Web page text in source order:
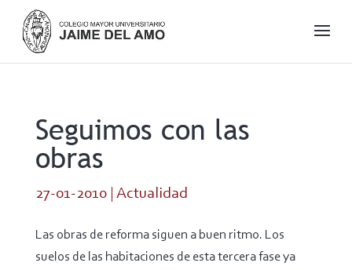
Seguimos con las
obras
27-01-2010| Actualidad
Las obras de reforma siguen a buen ritmo. Los
suelos de las habitaciones de esta tercera fase ya